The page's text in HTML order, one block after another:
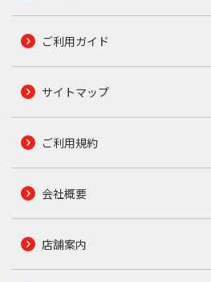
ご利用ガイド
サイトマップ
ご利用規約
会社概要
店舗案内